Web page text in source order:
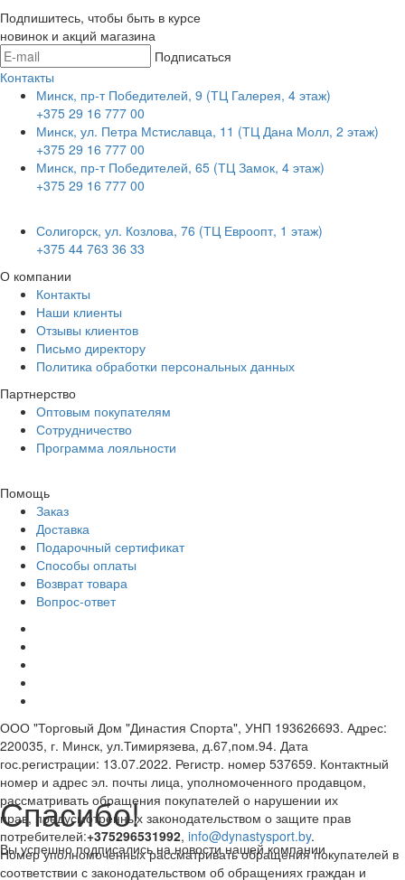
Подпишитесь, чтобы быть в курсе
новинок и акций магазина
Подписаться
Контакты
Минск, пр-т Победителей, 9 (ТЦ Галерея, 4 этаж)
+375 29 16 777 00
Минск, ул. Петра Мстиславца, 11 (ТЦ Дана Молл, 2 этаж)
+375 29 16 777 00
Минск, пр-т Победителей, 65 (ТЦ Замок, 4 этаж)
+375 29 16 777 00
Солигорск, ул. Козлова, 76 (ТЦ Евроопт, 1 этаж)
+375 44 763 36 33
О компании
Контакты
Наши клиенты
Отзывы клиентов
Письмо директору
Политика обработки персональных данных
Партнерство
Оптовым покупателям
Сотрудничество
Программа лояльности
Помощь
Заказ
Доставка
Подарочный сертификат
Способы оплаты
Возврат товара
Вопрос-ответ
ООО "Торговый Дом "Династия Спорта", УНП 193626693. Адрес:
220035, г. Минск, ул.Тимирязева, д.67,пом.94. Дата
гос.регистрации: 13.07.2022. Регистр. номер 537659. Контактный
номер и адрес эл. почты лица, уполномоченного продавцом,
рассматривать обращения покупателей о нарушении их
прав, предусмотренных законодательством о защите прав
потребителей:+375296531992, info@dynastysport.by.
Номер уполномоченных рассматривать обращения покупателей в
соответствии с законодательством об обращениях граждан и
Спасибо!
Вы успешно подписались на новости нашей компании